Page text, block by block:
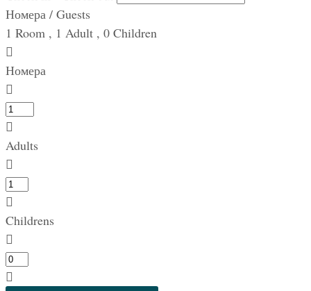
Номера / Guests
1 Room , 1 Adult , 0 Children
Номера
Adults
Childrens